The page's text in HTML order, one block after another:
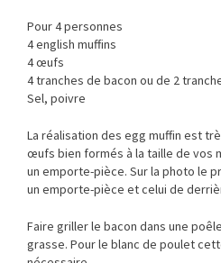
Pour 4 personnes
4 english muffins
4 œufs
4 tranches de bacon ou de 2
Sel, poivre
La réalisation des egg muffin est
œufs bien formés à la taille de vos
un emporte-pièce. Sur la photo le
un emporte-pièce et celui de
Faire griller le bacon dans une
grasse. Pour le blanc de poulet